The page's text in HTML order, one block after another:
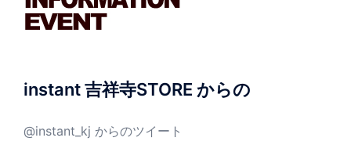
instant 吉祥寺STORE からの
@instant_kj からのツイート